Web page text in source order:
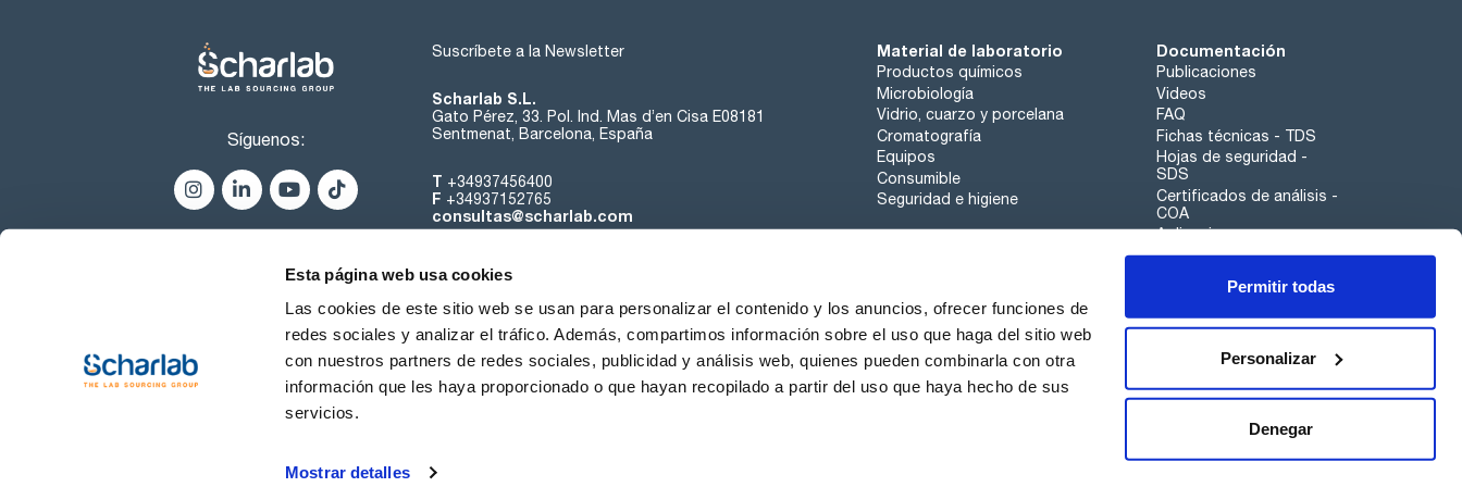
Esta página web usa cookies
Las cookies de este sitio web se usan para personalizar el contenido y los anuncios, ofrecer funciones de
redes sociales y analizar el tráfico. Además, compartimos información sobre el uso que haga del sitio web
con nuestros partners de redes sociales, publicidad y análisis web, quienes pueden combinarla con otra
información que les haya proporcionado o que hayan recopilado a partir del uso que haya hecho de sus
servicios.
Mostrar detalles
Permitir todas
Personalizar
Denegar
Síguenos:
Suscríbete a la Newsletter
Scharlab S.L.
Gato Pérez, 33. Pol. Ind. Mas d’en Cisa E08181
Sentmenat, Barcelona, España
T +34937456400
F +34937152765
consultas@scharlab.com
Material de laboratorio
Productos químicos
Microbiología
Vidrio, cuarzo y porcelana
Cromatografía
Equipos
Consumible
Seguridad e higiene
Documentación
Publicaciones
Videos
FAQ
Fichas técnicas - TDS
Hojas de seguridad -
SDS
Certificados de análisis -
COA
Aplicaciones
Tabla Periódica
Canal de denuncias
Sobre nosotros Contacta Noticias Trabaja con nosotros
Condiciones de uso